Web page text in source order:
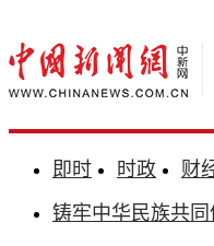
即时 时政 财
铸牢中华民族共同